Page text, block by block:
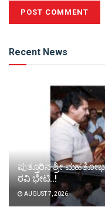
Recent News
ಪುತ್ತೂರಿನ ಶ್ರೀ
ರವಿ ಭೇಟಿ..!
AUGUST 7, 2026